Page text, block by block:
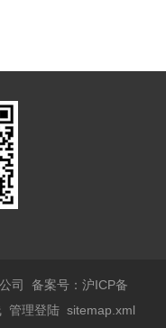
公司备案号：沪ICP备
管理登陆 sitemap.xml